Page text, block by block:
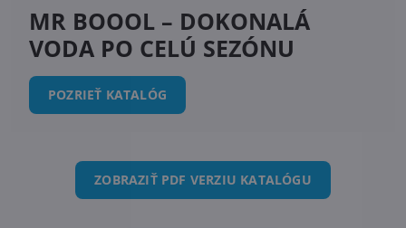
MR BOOOL – DOKONALÁ
VODA PO CELÚ SEZÓNU
POZRIEŤ KATALÓG
ZOBRAZIŤ PDF VERZIU KATALÓGU